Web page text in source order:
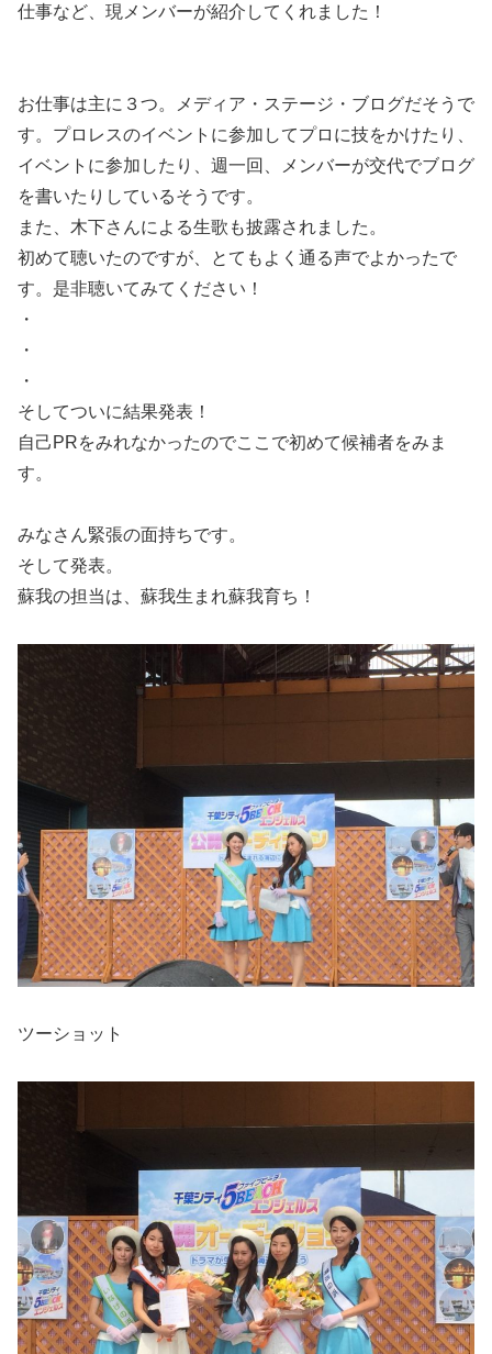
仕事など、現メンバーが紹介してくれました！
お仕事は主に３つ。メディア・ステージ・ブログだそうで
す。プロレスのイベントに参加してプロに技をかけたり、
イベントに参加したり、週一回、メンバーが交代でブログ
を書いたりしているそうです。
また、木下さんによる生歌も披露されました。
初めて聴いたのですが、とてもよく通る声でよかったで
す。是非聴いてみてください！
・
・
・
そしてついに結果発表！
自己PRをみれなかったのでここで初めて候補者をみま
す。
みなさん緊張の面持ちです。
そして発表。
蘇我の担当は、蘇我生まれ蘇我育ち！
ツーショット